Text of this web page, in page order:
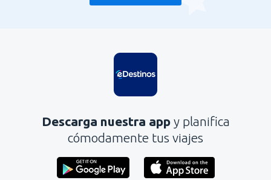
Descarga nuestra app y planifica
cómodamente tus viajes